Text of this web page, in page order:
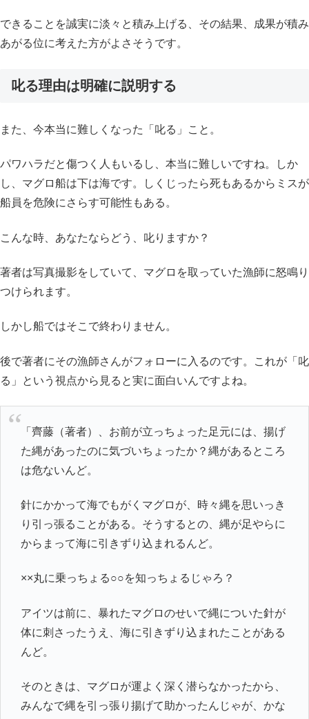
できることを誠実に淡々と積み上げる、その結果、成果が積み
あがる位に考えた方がよさそうです。
叱る理由は明確に説明する
また、今本当に難しくなった「叱る」こと。
パワハラだと傷つく人もいるし、本当に難しいですね。しか
し、マグロ船は下は海です。しくじったら死もあるからミスが
船員を危険にさらす可能性もある。
こんな時、あなたならどう、叱りますか？
著者は写真撮影をしていて、マグロを取っていた漁師に怒鳴り
つけられます。
しかし船ではそこで終わりません。
後で著者にその漁師さんがフォローに入るのです。これが「叱
る」という視点から見ると実に面白いんですよね。
「齊藤（著者）、お前が立っちょった足元には、揚げ
た縄があったのに気づいちょったか？縄があるところ
は危ないんど。
針にかかって海でもがくマグロが、時々縄を思いっき
り引っ張ることがある。そうするとの、縄が足やらに
からまって海に引きずり込まれるんど。
××丸に乗っちょる○○を知っちょるじゃろ？
アイツは前に、暴れたマグロのせいで縄についた針が
体に刺さったうえ、海に引きずり込まれたことがある
んど。
そのときは、マグロが運よく深く潜らなかったから、
みんなで縄を引っ張り揚げて助かったんじゃが、かな